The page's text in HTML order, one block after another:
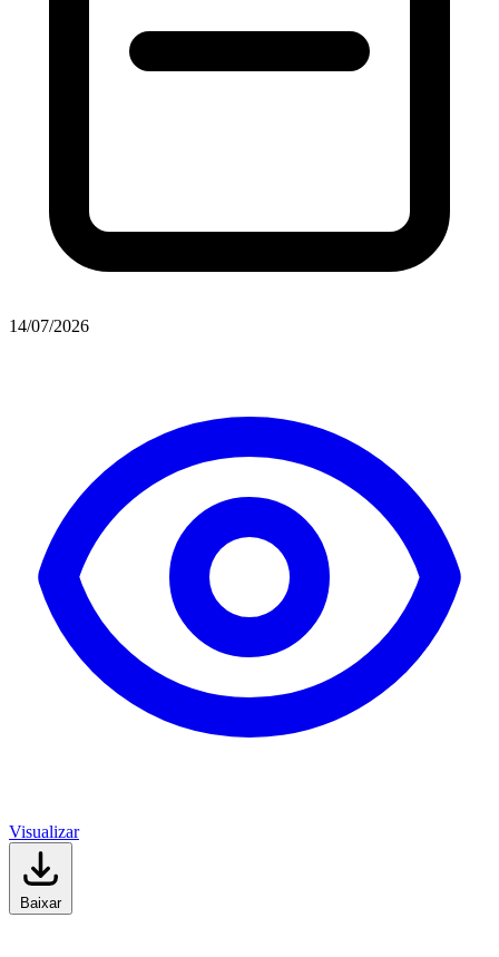
14/07/2026
Visualizar
Baixar